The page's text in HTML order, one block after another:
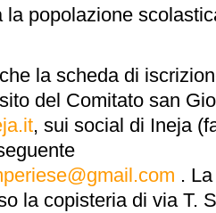
la popolazione
la scheda di
del Comitato san
, sui social di Ineja
.
la copisteria di via T.